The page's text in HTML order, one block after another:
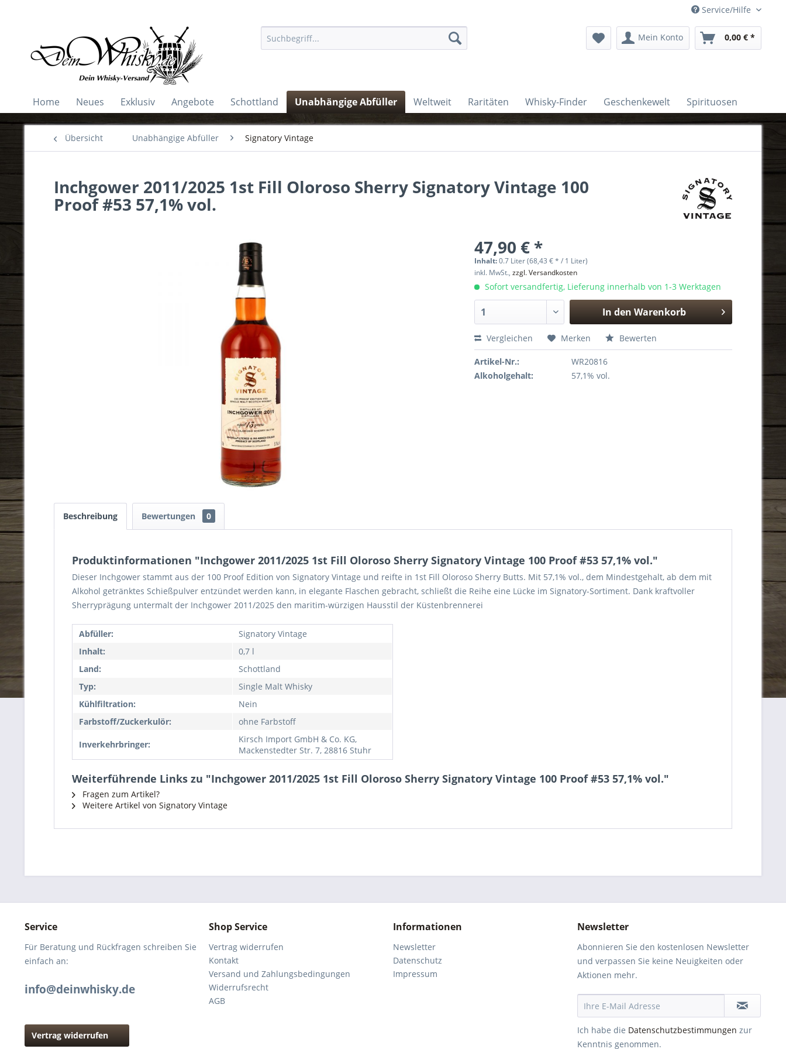
Service/Hilfe
Mein Konto 0,00 € *
Home Neues Exklusiv Angebote Schottland Unabhängige Abfüller Weltweit Raritäten Whisky-Finder Geschenkewelt Spirituosen
Übersicht Unabhängige Abfüller Signatory Vintage
Inchgower 2011/2025 1st Fill Oloroso Sherry Signatory Vintage 100
Proof #53 57,1% vol.
47,90 € *
Inhalt:0.7 Liter (68,43 € * / 1 Liter)
inkl. MwSt.,zzgl. Versandkosten
Sofort versandfertig, Lieferung innerhalb von 1-3 Werktagen
In den Warenkorb
Hinzugefügt
Vergleichen Merken Bewerten
Artikel-Nr.:
WR20816
Alkoholgehalt:
57,1% vol.
Beschreibung Bewertungen 0
Produktinformationen "Inchgower 2011/2025 1st Fill Oloroso Sherry Signatory Vintage 100 Proof #53 57,1% vol."
Dieser Inchgower stammt aus der 100 Proof Edition von Signatory Vintage und reifte in 1st Fill Oloroso Sherry Butts. Mit 57,1% vol., dem Mindestgehalt, ab dem mit
Alkohol getränktes Schießpulver entzündet werden kann, in elegante Flaschen gebracht, schließt die Reihe eine Lücke im Signatory-Sortiment. Dank kraftvoller
Sherryprägung untermalt der Inchgower 2011/2025 den maritim-würzigen Hausstil der Küstenbrennerei
Abfüller:
Signatory Vintage
Inhalt:
0,7 l
Land:
Schottland
Typ:
Single Malt Whisky
Kühlfiltration:
Nein
Farbstoff/Zuckerkulör:
ohne Farbstoff
Inverkehrbringer:
Kirsch Import GmbH & Co. KG,
Mackenstedter Str. 7, 28816 Stuhr
Weiterführende Links zu "Inchgower 2011/2025 1st Fill Oloroso Sherry Signatory Vintage 100 Proof #53 57,1% vol."
Fragen zum Artikel?
Weitere Artikel von Signatory Vintage
Service
Für Beratung und Rückfragen schreiben Sie
einfach an:
info@deinwhisky.de
Vertrag widerrufen
Shop Service
Vertrag widerrufen
Kontakt
Versand und Zahlungsbedingungen
Widerrufsrecht
AGB
Informationen
Newsletter
Datenschutz
Impressum
Newsletter
Abonnieren Sie den kostenlosen Newsletter
und verpassen Sie keine Neuigkeiten oder
Aktionen mehr.
Ich habe die Datenschutzbestimmungen zur
Kenntnis genommen.